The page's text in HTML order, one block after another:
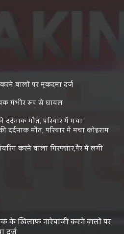
वालों पर मुकदमा दर्ज
गंभीर रूप से घायल
मौत, परिवार में मचा
मौत, परिवार में मचा कोहराम
करने वाला गिरफ्तार,पैर में लगी
के खिलाफ नारेबाजी करने वालों पर